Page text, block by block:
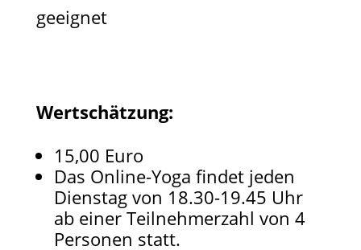
geeignet
Wertschätzung:
15,00 Euro
Das Online-Yoga findet jeden
Dienstag von 18.30-19.45 Uhr
ab einer Teilnehmerzahl von 4
Personen statt.